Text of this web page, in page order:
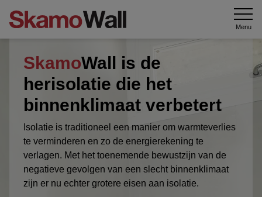
Menu
SkamoWall is de
herisolatie die het
binnenklimaat verbetert
Isolatie is traditioneel een manier om warmteverlies
te verminderen en zo de energierekening te
verlagen. Met het toenemende bewustzijn van de
negatieve gevolgen van een slecht binnenklimaat
zijn er nu echter grotere eisen aan isolatie.